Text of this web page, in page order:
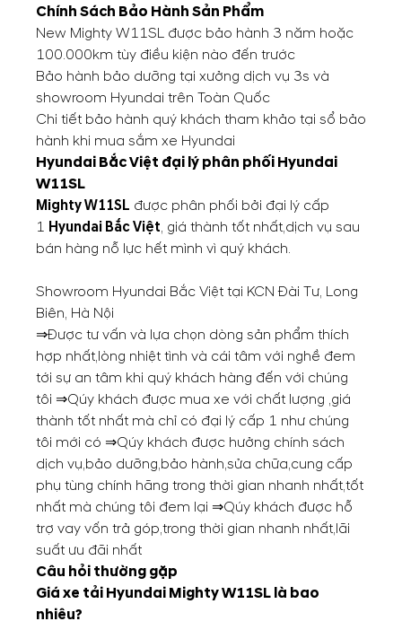
Chính Sách Bảo Hành Sản Phẩm
New Mighty W11SL được bảo hành 3 năm hoặc
100.000km tùy điều kiện nào đến trước
Bảo hành bảo dưỡng tại xưởng dịch vụ 3s và
showroom Hyundai trên Toàn Quốc
Chi tiết bảo hành quý khách tham khảo tại sổ bảo
hành khi mua sắm xe Hyundai
Hyundai Bắc Việt đại lý phân phối Hyundai
W11SL
Mighty W11SL được phân phối bởi đại lý cấp
1 Hyundai Bắc Việt, giá thành tốt nhất,dịch vụ sau
bán hàng nỗ lực hết mình vì quý khách.
Showroom Hyundai Bắc Việt tại KCN Đài Tư, Long
Biên, Hà Nội
⇒Được tư vấn và lựa chọn dòng sản phẩm thích
hợp nhất,lòng nhiệt tình và cái tâm với nghề đem
tới sự an tâm khi quý khách hàng đến với chúng
tôi ⇒Qúy khách được mua xe với chất lượng ,giá
thành tốt nhất mà chỉ có đại lý cấp 1 như chúng
tôi mới có ⇒Qúy khách được hưởng chính sách
dịch vụ,bảo dưỡng,bảo hành,sửa chữa,cung cấp
phụ tùng chính hãng trong thời gian nhanh nhất,tốt
nhất mà chúng tôi đem lại ⇒Qúy khách được hỗ
trợ vay vốn trả góp,trong thời gian nhanh nhất,lãi
suất ưu đãi nhất
Câu hỏi thường gặp
Giá xe tải Hyundai Mighty W11SL là bao
nhiêu?